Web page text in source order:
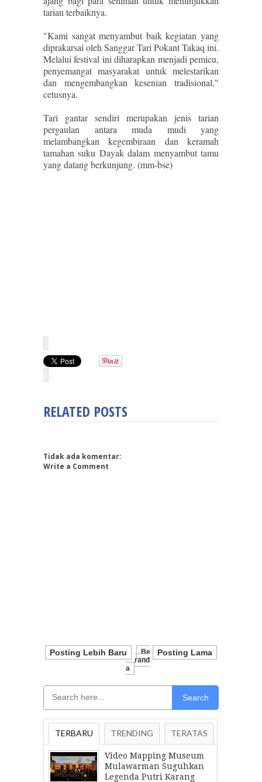
tarian terbaiknya.
"Kami sangat menyambut baik kegiatan yang
diprakarsai oleh Sanggar Tari Pokant Takaq ini.
Melalui festival ini diharapkan menjadi pemicu,
penyemangat masyarakat untuk melestarikan
dan mengembangkan kesenian tradisional,"
cetusnya.
Tari gantar sendiri merupakan jenis tarian
pergaulan antara muda mudi yang
melambangkan kegembiraan dan keramah
tamahan suku Dayak dalam menyambut tamu
yang datang berkunjung. (mm-bse)
RELATED POSTS
Tidak ada komentar:
Write a Comment
Posting Lebih Baru Posting Lama
Be
Rand
A
Search
TERBARU TRENDING TERATAS
Video Mapping Museum
Mulawarman Suguhkan
Legenda Putri Karang